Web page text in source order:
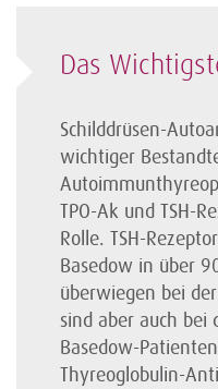
Das
Schilddrüsen-
wichtiger
TPO-Ak und TSH-
Rolle. TSH-
Basedow in über
überwiegen bei
sind aber auch bei
Basedow-
Thyreoglobulin-